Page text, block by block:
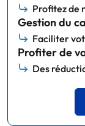
Profitez de
Gestion du
Faciliter
Profiter de
Des